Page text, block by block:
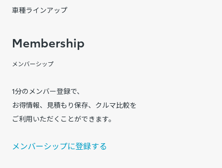
車種ラインアップ
Membership
メンバーシップ
1分のメンバー登録で、
お得情報、見積もり保存、クルマ比較を
ご利用いただくことができます。
メンバーシップに登録する